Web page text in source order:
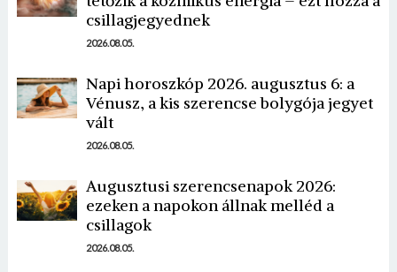
csillagjegyednek
2026.08.05.
Napi horoszkóp 2026. augusztus 6: a
Vénusz, a kis szerencse bolygója jegyet
vált
2026.08.05.
Augusztusi szerencsenapok 2026:
ezeken a napokon állnak melléd a
csillagok
2026.08.05.
E-mail cím vagy felhasználónév
Mégse